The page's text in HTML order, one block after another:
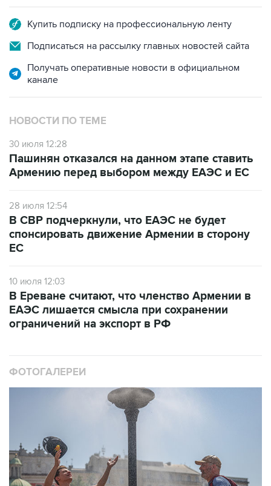
Купить подписку на профессиональную ленту
Подписаться на рассылку главных новостей сайта
Получать оперативные новости в официальном
канале
НОВОСТИ ПО ТЕМЕ
30 июля 12:28
Пашинян отказался на данном этапе ставить
Армению перед выбором между ЕАЭС и ЕС
28 июля 12:54
В СВР подчеркнули, что ЕАЭС не будет
спонсировать движение Армении в сторону
ЕС
10 июля 12:03
В Ереване считают, что членство Армении в
ЕАЭС лишается смысла при сохранении
ограничений на экспорт в РФ
ФОТОГАЛЕРЕИ